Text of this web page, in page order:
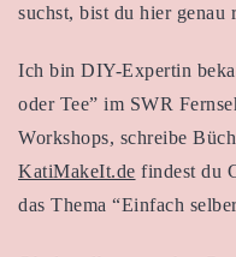
suchst, bist du hier genau
Ich bin DIY-Expertin
oder Tee” im SWR
Workshops, schreibe
KatiMakeIt.de findest du
das Thema “Einfach